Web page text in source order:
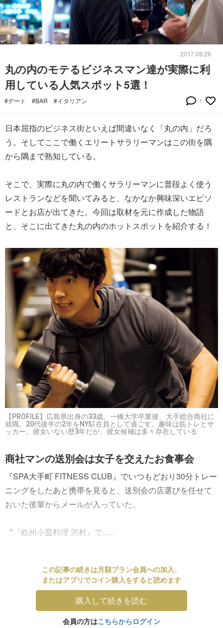
2017.09.26
丸の内のモテるビジネスマン達が実際に利
用している人気スポット5選！
#デート #BAR #イタリアン 1
日本屈指のビジネス街といえば間違いなく「丸の内」だろ
う。そしてここで働くエリートサラリーマンはこの街を隅
から隅まで熟知している。
そこで、実際に丸の内で働くサラリーマンに普段よく使う
レストランなどを聞いてみると、なかなか興味深いエピソ
ードとお店が出てきた。今回は取材を元に作成した物語
と、そこに出てきた丸の内のホットスポットを紹介する！
【PROFILE】広島県出身の33歳。一橋大学卒業後、大手総合商社に
就職。20代後半の2年をNY駐在員として過ごす。趣味は筋トレとサ
ッカー。彼女いない歴3年だが、彼女候補は多々存在している
商社マンの送別会は女子を交えたお食事会
『SPA大手町 FITNESS CLUB』でいつもどおり30分トレー
ニングをしたあと携帯を見ると、送別会の店選びを任せて
おいた後輩からメールが入っていた。
〝『欧州小皿料理 沢村』で......
この記事の続きは月額プラン会員への加入、
またはアプリでコイン購入をすると読めます
購入して続きを読む
会員の方はこちらからログイン